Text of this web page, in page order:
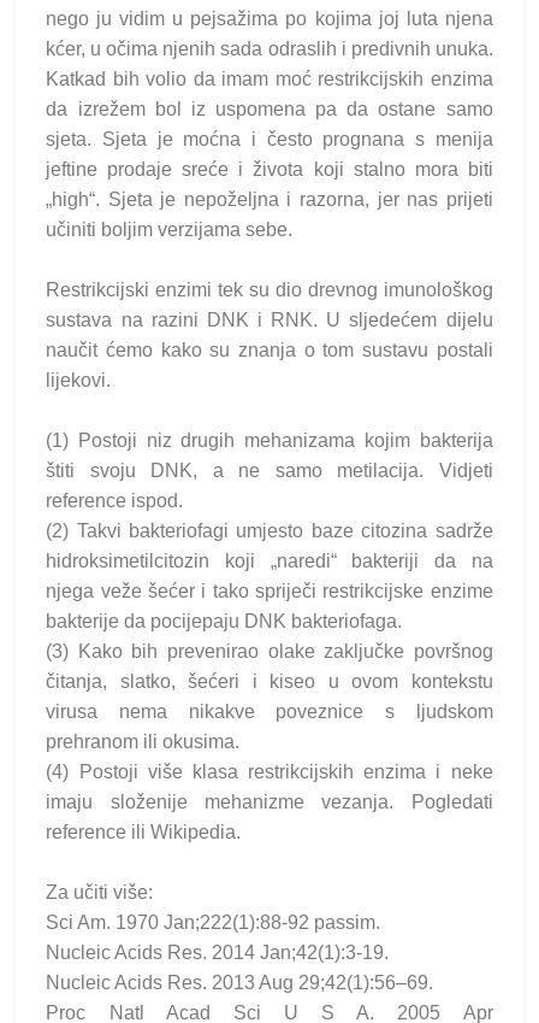
nego ju vidim u pejsažima po kojima joj luta njena
kćer, u očima njenih sada odraslih i predivnih unuka.
Katkad bih volio da imam moć restrikcijskih enzima
da izrežem bol iz uspomena pa da ostane samo
sjeta. Sjeta je moćna i često prognana s menija
jeftine prodaje sreće i života koji stalno mora biti
„high“. Sjeta je nepoželjna i razorna, jer nas prijeti
učiniti boljim verzijama sebe.
Restrikcijski enzimi tek su dio drevnog imunološkog
sustava na razini DNK i RNK. U sljedećem dijelu
naučit ćemo kako su znanja o tom sustavu postali
lijekovi.
(1) Postoji niz drugih mehanizama kojim bakterija
štiti svoju DNK, a ne samo metilacija. Vidjeti
reference ispod.
(2) Takvi bakteriofagi umjesto baze citozina sadrže
hidroksimetilcitozin koji „naredi“ bakteriji da na
njega veže šećer i tako spriječi restrikcijske enzime
bakterije da pocijepaju DNK bakteriofaga.
(3) Kako bih prevenirao olake zaključke površnog
čitanja, slatko, šećeri i kiseo u ovom kontekstu
virusa nema nikakve poveznice s ljudskom
prehranom ili okusima.
(4) Postoji više klasa restrikcijskih enzima i neke
imaju složenije mehanizme vezanja. Pogledati
reference ili Wikipedia.
Za učiti više:
Sci Am. 1970 Jan;222(1):88-92 passim.
Nucleic Acids Res. 2014 Jan;42(1):3-19.
Nucleic Acids Res. 2013 Aug 29;42(1):56–69.
Proc Natl Acad Sci U S A. 2005 Apr